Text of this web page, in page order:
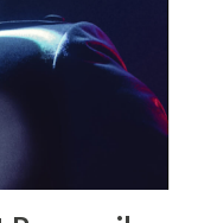
para siswa
fasilitas lainnya
untuk menunjang
ialah suatu
memiliki l...